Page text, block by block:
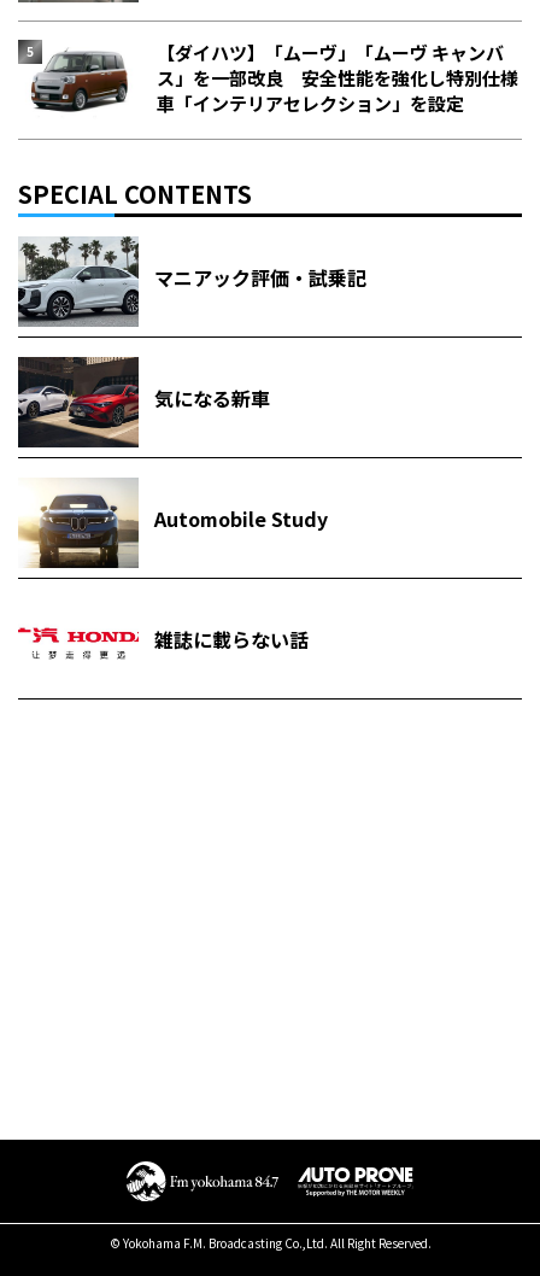
【ダイハツ】「ムーヴ」「ムーヴ キャンバ
ス」を一部改良 安全性能を強化し特別仕様
車「インテリアセレクション」を設定
SPECIAL CONTENTS
マニアック評価・試乗記
気になる新車
Automobile Study
雑誌に載らない話
© Yokohama F.M. Broadcasting Co.,Ltd. All Right Reserved.